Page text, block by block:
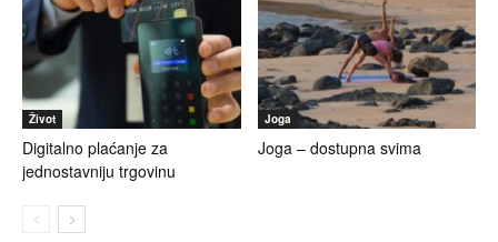
Život
Digitalno plaćanje za
jednostavniju trgovinu
Joga
Joga – dostupna svima